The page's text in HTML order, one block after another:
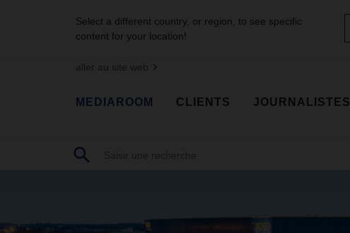
Select a different country, or region, to see specific
content for your location!
aller au site web
MEDIAROOM CLIENTS JOURNALISTES